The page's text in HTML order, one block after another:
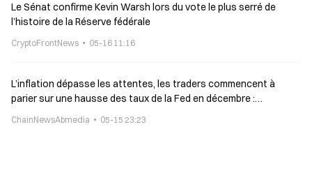
Le Sénat confirme Kevin Warsh lors du vote le plus serré de
l’histoire de la Réserve fédérale
CryptoFrontNews 05-16 11:16
L’inflation dépasse les attentes, les traders commencent à
parier sur une hausse des taux de la Fed en décembre :
ChainNewsAbmedia 05-15 23:23